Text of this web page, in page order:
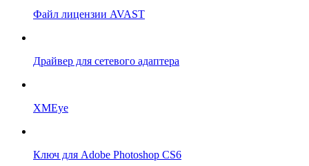
Файл лицензии AVAST
Драйвер для сетевого адаптера
XMEye
Ключ для Adobe Photoshop CS6